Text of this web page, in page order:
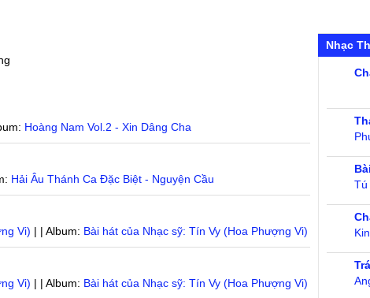
Hoàng Nam Vol.2 - Xin Dâng Cha
Hải Âu Thánh Ca Đặc Biệt - Nguyện Cầu
Vi) | | Album: Bài hát của Nhạc sỹ: Tín Vy (Hoa Phượng Vi)
Vi) | | Album: Bài hát của Nhạc sỹ: Tín Vy (Hoa Phượng Vi)
Nhạc
Tú